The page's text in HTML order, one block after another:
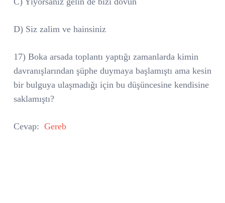
D) Siz zalim ve hainsiniz
17) Boka arsada toplantı yaptığı zamanlarda kimin
davranışlarından şüphe duymaya başlamıştı ama kesin
bir bulguya ulaşmadığı için bu düşüncesine kendisine
saklamıştı?
Cevap: Gereb